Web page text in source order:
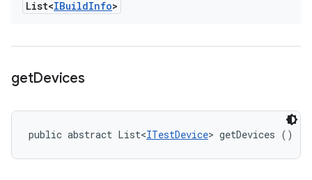
List<IBuildInfo>
getDevices
public abstract List<ITestDevice> getDevices ()